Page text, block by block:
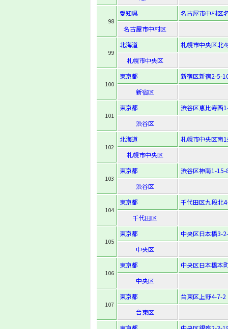
98
愛知県
名古屋市中村区
名古屋市中村区
99
北海道
札幌市中央区北
札幌市中央区
100
東京都
新宿区新宿2-5-
新宿区
101
東京都
渋谷区恵比寿西
渋谷区
102
北海道
札幌市中央区南
札幌市中央区
103
東京都
渋谷区神南1-15-
渋谷区
104
東京都
千代田区九段北
千代田区
105
東京都
中央区日本橋3-
中央区
106
東京都
中央区日本橋本
中央区
107
東京都
台東区上野4-7-2
台東区